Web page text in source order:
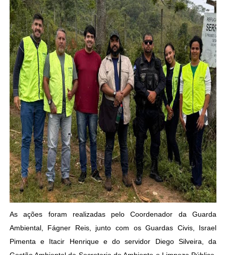
As ações foram realizadas pelo Coordenador da Guarda
Ambiental, Fágner Reis, junto com os Guardas Civis, Israel
Pimenta e Itacir Henrique e do servidor Diego Silveira, da